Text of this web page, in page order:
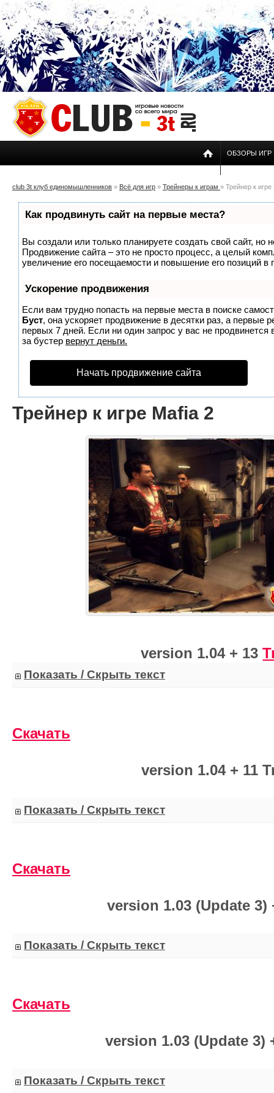
ОБЗОРЫ ИГР
club 3t клуб единомышленников » Всё для игр » Трейнеры к играм » Трейнер к игре
Как продвинуть сайт на первые места?
Вы создали или только планируете создать свой сайт, но
Продвижение сайта – это не просто процесс, а целый
увеличение его посещаемости и повышение его позиций в
Ускорение продвижения
Если вам трудно попасть на первые места в поиске
Буст, она ускоряет продвижение в десятки раз, а первые
первых 7 дней. Если ни один запрос у вас не продвинется
за бустер вернут деньги.
Начать продвижение сайта
Трейнер к игре Mafia 2
version 1.04 + 13
Показать / Скрыть текст
Скачать
version 1.04 + 11
Показать / Скрыть текст
Скачать
version 1.03 (Update 3)
Показать / Скрыть текст
Скачать
version 1.03 (Update 3)
Показать / Скрыть текст